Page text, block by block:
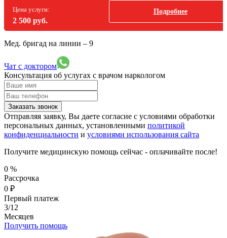
Цена услуги:
2 500 руб.
Подробнее
Мед. бригад на линии – 9
Чат с доктором
Консультация об услугах с врачом наркологом
Заказать звонок
Отправляя заявку, Вы даете согласие с условиями обработки
персональных данных, установленными политикой
конфиденциальности и условиями использования сайта
Получите медицинскую помощь сейчас - оплачивайте после!
0 %
Рассрочка
0 ₽
Первый платеж
3/12
Месяцев
Получить помощь